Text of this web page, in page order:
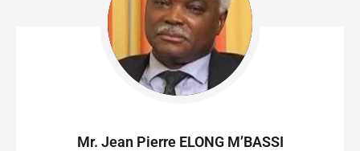
Mr. Jean Pierre ELONG M’BASSI